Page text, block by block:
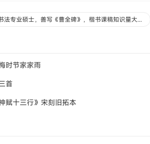
下一篇：美女书法专业硕士，善写《曹全碑》，楷书课稿知识量大，秀外慧中
时节家家雨
首
赋十三行》宋刻旧拓本